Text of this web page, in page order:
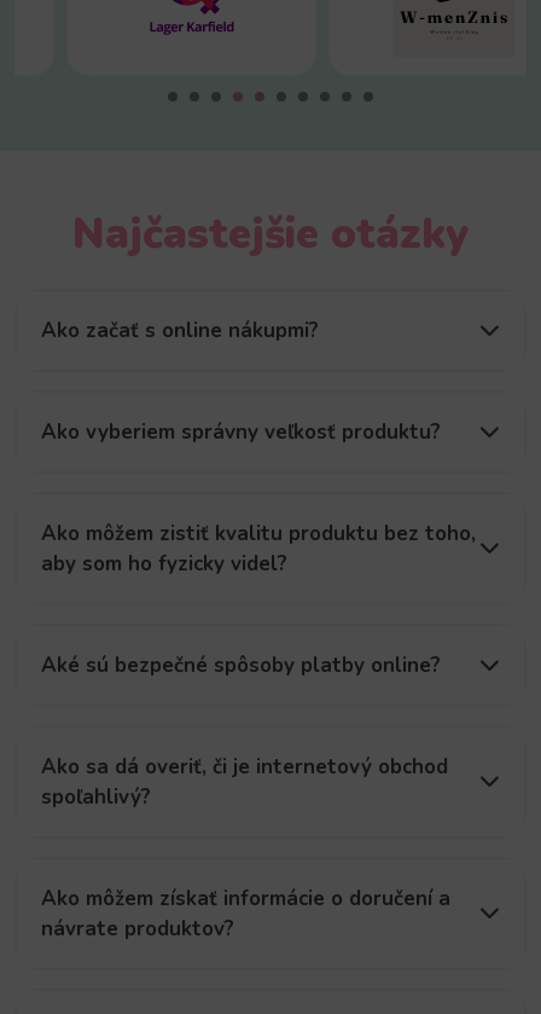
Najčastejšie otázky
Ako začať s online nákupmi?
Ako vyberiem správny veľkosť produktu?
Ako môžem zistiť kvalitu produktu bez toho,
aby som ho fyzicky videl?
Aké sú bezpečné spôsoby platby online?
Ako sa dá overiť, či je internetový obchod
spoľahlivý?
Ako môžem získať informácie o doručení a
návrate produktov?